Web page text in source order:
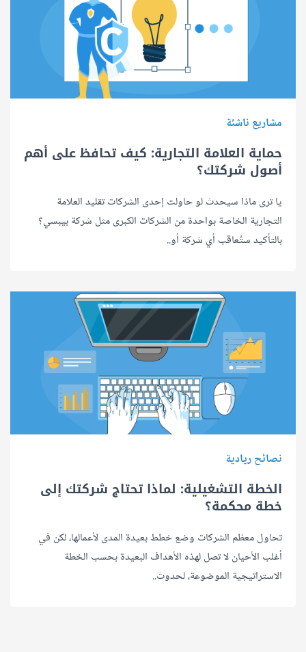
مشاريع ناشئة
حماية العلامة التجارية: كيف تحافظ على أهم
أصول شركتك؟
يا ترى ماذا سيحدث لو حاولت إحدى الشركات تقليد العلامة
التجارية الخاصة بواحدة من الشركات الكبرى مثل شركة بيبسي؟
بالتأكيد ستُعاقب أي شركة أو..
نصائح ريادية
الخطة التشغيلية: لماذا تحتاج شركتك إلى
خطة محكمة؟
تحاول معظم الشركات وضع خطط بعيدة المدى لأعمالها، لكن في
أغلب الأحيان لا تصل لهذه الأهداف البعيدة بحسب الخطة
الاستراتيجية الموضوعة، لحدوث..